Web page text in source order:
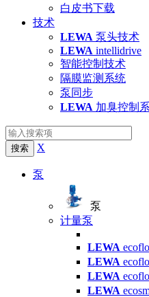
白皮书下载
技术
LEWA 泵头技术
LEWA intellidrive
智能控制技术
隔膜监测系统
泵同步
LEWA 加臭控制
搜索 X
泵
泵
计量泵
LEWA
LEWA
LEWA
LEWA